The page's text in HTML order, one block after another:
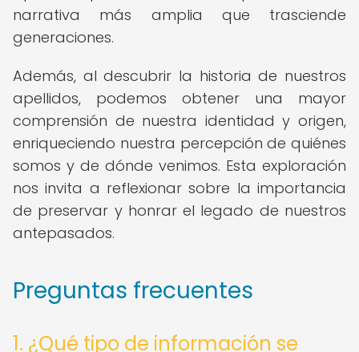
narrativa más amplia que trasciende
generaciones.
Además, al descubrir la historia de nuestros
apellidos, podemos obtener una mayor
comprensión de nuestra identidad y origen,
enriqueciendo nuestra percepción de quiénes
somos y de dónde venimos. Esta exploración
nos invita a reflexionar sobre la importancia
de preservar y honrar el legado de nuestros
antepasados.
Preguntas frecuentes
1. ¿Qué tipo de información se